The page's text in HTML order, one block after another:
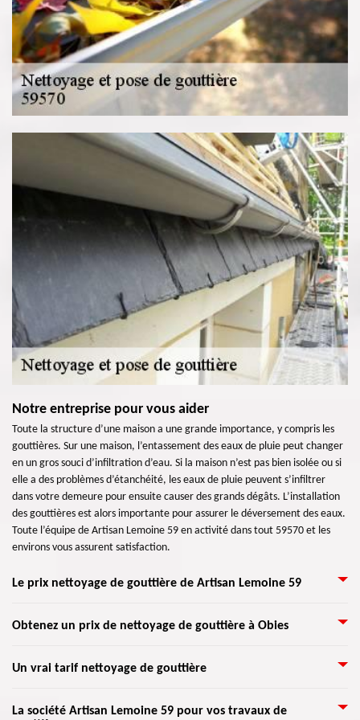
Notre entreprise pour vous aider
Toute la structure d’une maison a une grande importance, y compris les
gouttières. Sur une maison, l’entassement des eaux de pluie peut changer
en un gros souci d’infiltration d’eau. Si la maison n’est pas bien isolée ou si
elle a des problèmes d’étanchéité, les eaux de pluie peuvent s’infiltrer
dans votre demeure pour ensuite causer des grands dégâts. L’installation
des gouttières est alors importante pour assurer le déversement des eaux.
Toute l’équipe de Artisan Lemoine 59 en activité dans tout 59570 et les
environs vous assurent satisfaction.
Le prix nettoyage de gouttière de Artisan Lemoine 59
L'eau est le pire ennemi d'une toiture et des fondations d'une maison. Le
gouttières est souvent mélangée aux débris et feuilles d’une gouttière.
Nettoyer les gouttières est important pour empêcher les infiltrations d’eau
Obtenez un prix de nettoyage de gouttière à Obies
Si vous comptez de réaliser un nettoyage de votre gouttière, et vous ne
dans ce domaine. Artisan Lemoine 59 peut vous venir en aide aussi pour la
Un vrai tarif nettoyage de gouttière
Artisan Lemoine 59 vous propose une vérification régulière de vos
La société Artisan Lemoine 59 pour vos travaux de